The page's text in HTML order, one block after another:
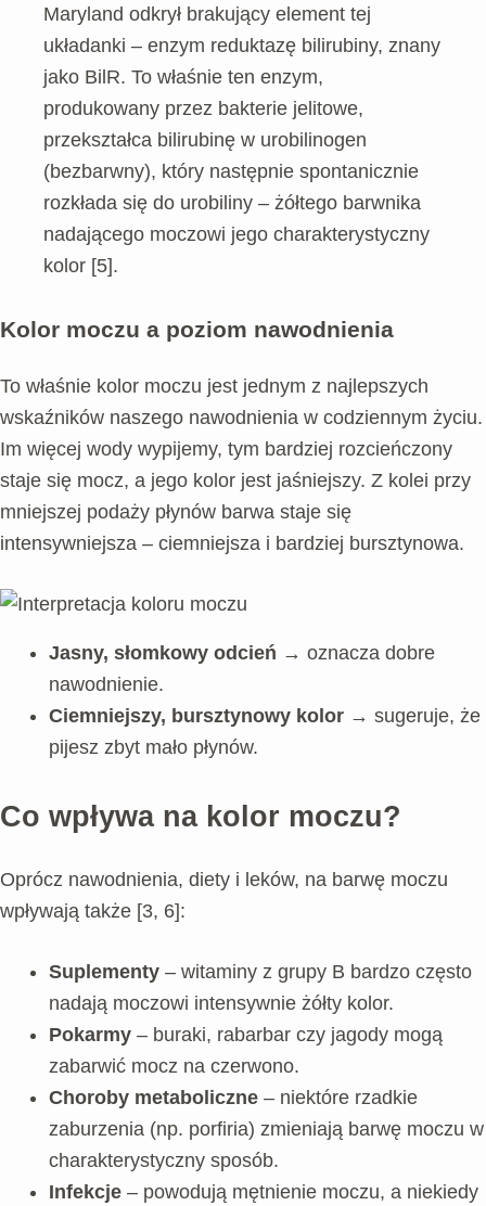
Maryland odkrył brakujący element tej
układanki – enzym reduktazę bilirubiny, znany
jako BilR. To właśnie ten enzym,
produkowany przez bakterie jelitowe,
przekształca bilirubinę w urobilinogen
(bezbarwny), który następnie spontanicznie
rozkłada się do urobiliny – żółtego barwnika
nadającego moczowi jego charakterystyczny
kolor [5].
Kolor moczu a poziom nawodnienia
To właśnie kolor moczu jest jednym z najlepszych
wskaźników naszego nawodnienia w codziennym życiu.
Im więcej wody wypijemy, tym bardziej rozcieńczony
staje się mocz, a jego kolor jest jaśniejszy. Z kolei przy
mniejszej podaży płynów barwa staje się
intensywniejsza – ciemniejsza i bardziej bursztynowa.
Jasny, słomkowy odcień → oznacza dobre
nawodnienie.
Ciemniejszy, bursztynowy kolor → sugeruje, że
pijesz zbyt mało płynów.
Co wpływa na kolor moczu?
Oprócz nawodnienia, diety i leków, na barwę moczu
wpływają także [3, 6]:
Suplementy – witaminy z grupy B bardzo często
nadają moczowi intensywnie żółty kolor.
Pokarmy – buraki, rabarbar czy jagody mogą
zabarwić mocz na czerwono.
Choroby metaboliczne – niektóre rzadkie
zaburzenia (np. porfiria) zmieniają barwę moczu w
charakterystyczny sposób.
Infekcje – powodują mętnienie moczu, a niekiedy